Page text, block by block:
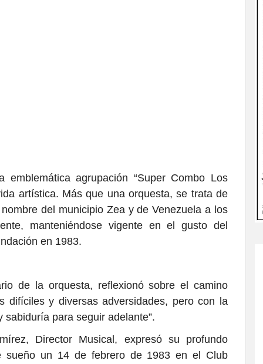
agrupación “Super Combo Los
artística. Más que una orquesta, se trata de
del municipio Zea y de Venezuela a los
manteniéndose vigente en el gusto del
en 1983.
de la orquesta, reflexionó sobre el camino
difíciles y diversas adversidades, pero con la
para seguir adelante”.
Director Musical, expresó su profundo
sueño un 14 de febrero de 1983 en el Club